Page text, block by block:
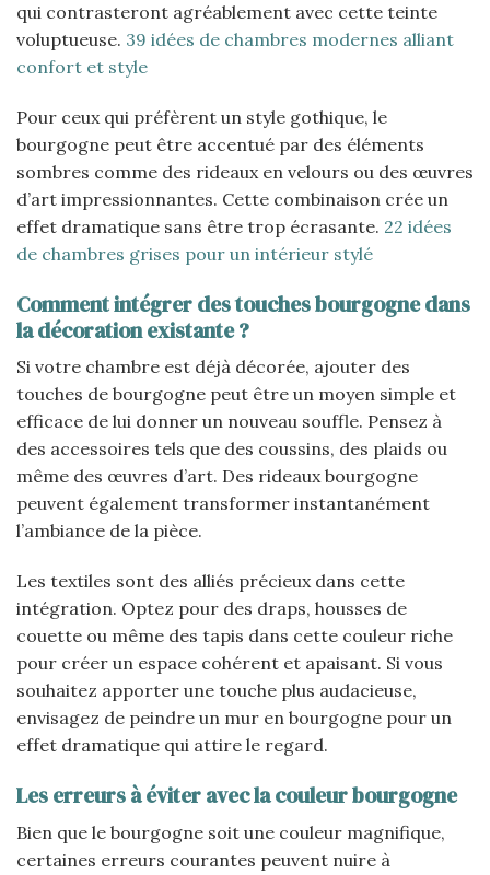
qui contrasteront agréablement avec cette teinte
voluptueuse. 39 idées de chambres modernes alliant
confort et style
Pour ceux qui préfèrent un style gothique, le
bourgogne peut être accentué par des éléments
sombres comme des rideaux en velours ou des œuvres
d’art impressionnantes. Cette combinaison crée un
effet dramatique sans être trop écrasante. 22 idées
de chambres grises pour un intérieur stylé
Comment intégrer des touches bourgogne dans
la décoration existante ?
Si votre chambre est déjà décorée, ajouter des
touches de bourgogne peut être un moyen simple et
efficace de lui donner un nouveau souffle. Pensez à
des accessoires tels que des coussins, des plaids ou
même des œuvres d’art. Des rideaux bourgogne
peuvent également transformer instantanément
l’ambiance de la pièce.
Les textiles sont des alliés précieux dans cette
intégration. Optez pour des draps, housses de
couette ou même des tapis dans cette couleur riche
pour créer un espace cohérent et apaisant. Si vous
souhaitez apporter une touche plus audacieuse,
envisagez de peindre un mur en bourgogne pour un
effet dramatique qui attire le regard.
Les erreurs à éviter avec la couleur bourgogne
Bien que le bourgogne soit une couleur magnifique,
certaines erreurs courantes peuvent nuire à